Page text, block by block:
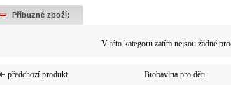
Příbuzné zboží:
V této kategorii zatím nejsou žádné
předchozí produkt Biobavlna pro děti